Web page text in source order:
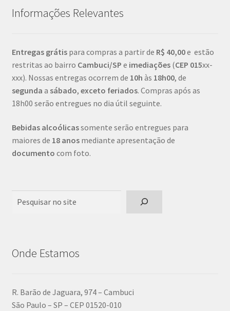
Informações Relevantes
Entregas grátis para compras a partir de R$ 40,00e estão
restritas ao bairro Cambuci/SP e imediações(CEP 015xx-
xxx). Nossas entregas ocorrem de 10h às 18h00, de
segunda a sábado, exceto feriados. Compras após as
18h00 serão entregues no dia útil seguinte.
Bebidas alcoólicassomente serão entregues para
maiores de 18 anosmediante apresentação de
documento com foto.
Onde Estamos
R. Barão de Jaguara, 974 – Cambuci
São Paulo – SP – CEP 01520-010